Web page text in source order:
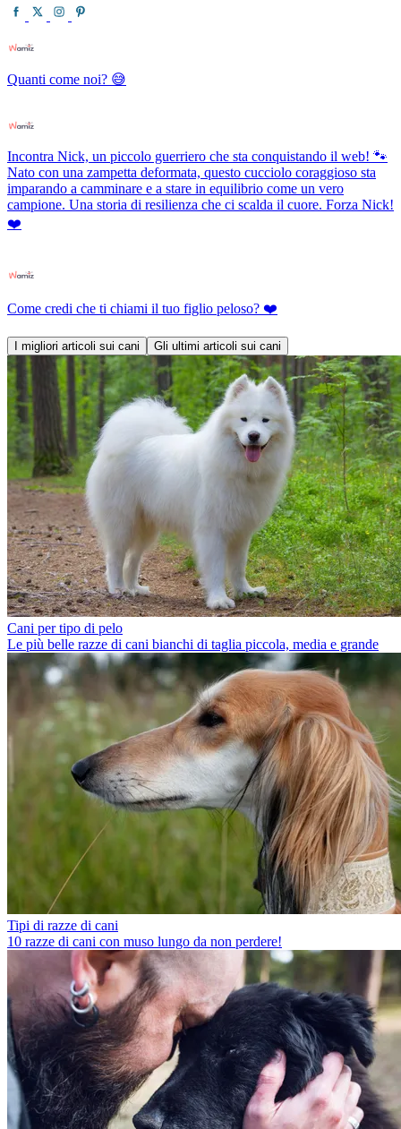
Quanti come noi? 😅
Incontra Nick, un piccolo guerriero che sta conquistando il web! 🐾
Nato con una zampetta deformata, questo cucciolo coraggioso sta
imparando a camminare e a stare in equilibrio come un vero
campione. Una storia di resilienza che ci scalda il cuore. Forza Nick!
❤️
Come credi che ti chiami il tuo figlio peloso? ❤️
I migliori articoli sui cani Gli ultimi articoli sui cani
Cani per tipo di pelo
Le più belle razze di cani bianchi di taglia piccola, media e grande
Tipi di razze di cani
10 razze di cani con muso lungo da non perdere!